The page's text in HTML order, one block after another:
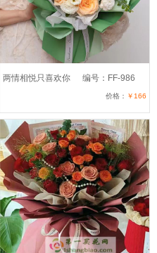
两情相悦只喜欢你 编号：FF-986
价格： ￥166